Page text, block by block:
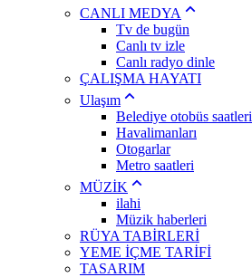
CANLI MEDYA
Tv de bugün
Canlı tv izle
Canlı radyo dinle
ÇALIŞMA HAYATI
Ulaşım
Belediye otobüs saatleri
Havalimanları
Otogarlar
Metro saatleri
MÜZİK
ilahi
Müzik haberleri
RÜYA TABİRLERİ
YEME İÇME TARİFİ
TASARIM